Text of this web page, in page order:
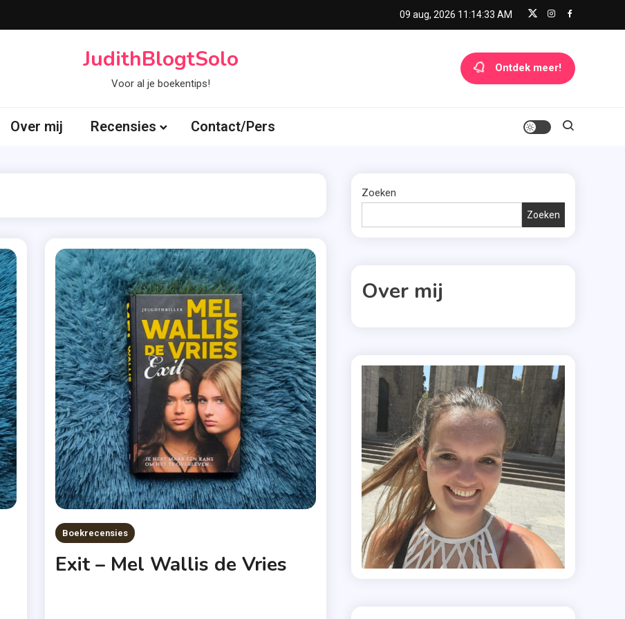
09 aug, 2026 11:14:35 AM
JudithBlogtSolo
Voor al je boekentips!
Ontdek meer!
Over mij Recensies Contact/Pers
Boekrecensies
Exit – Mel Wallis de Vries
Zoeken
Zoeken
Over mij